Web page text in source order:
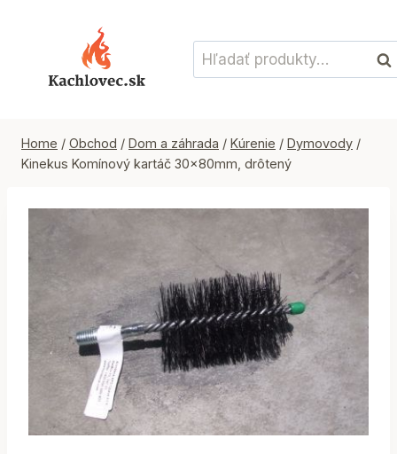
Hľadať:
Home / Obchod / Dom a záhrada / Kúrenie / Dymovody /
Kinekus Komínový kartáč 30x80mm, drôtený